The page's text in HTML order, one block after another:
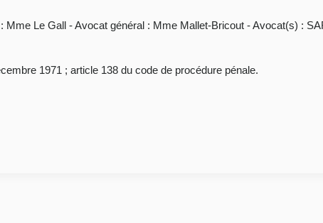
Mme Le Gall - Avocat général : Mme Mallet-Bricout - Avocat(s) :
1971 ; article 138 du code de procédure pénale.